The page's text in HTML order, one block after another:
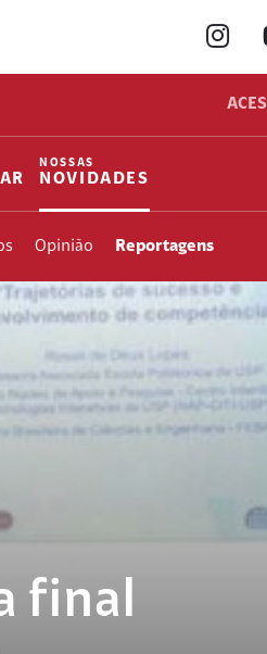
NOSSAS
NOVIDADES
Opinião Reportagens
final